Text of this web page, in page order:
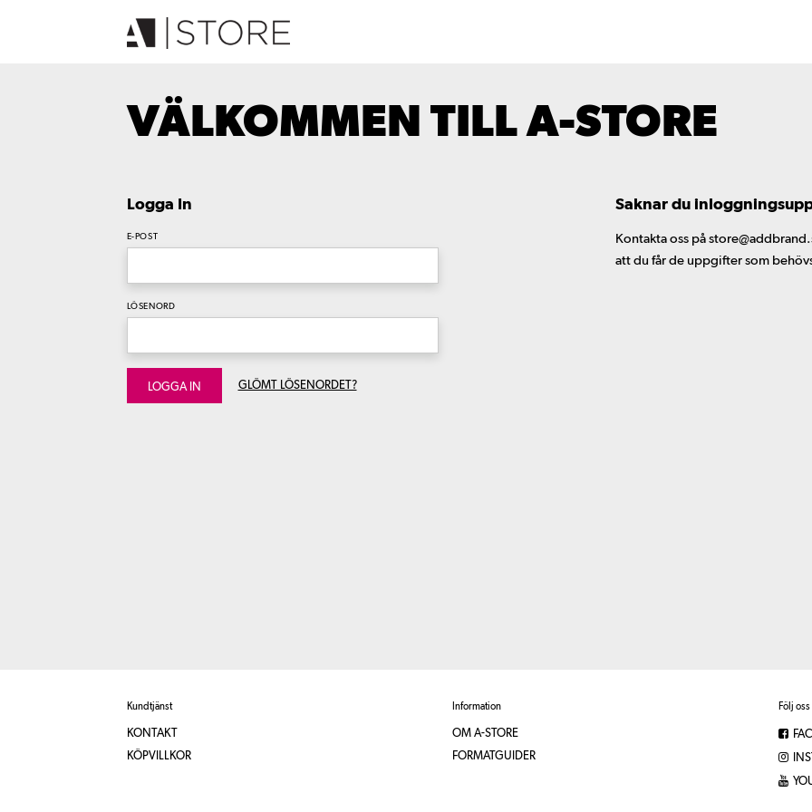
VÄLKOMMEN TILL A-STORE
Logga In
E-POST
LÖSENORD
LOGGA IN GLÖMT LÖSENORDET?
Saknar du
Kontakta oss på
att du får de uppgifter som
Kundtjänst
KONTAKT
KÖPVILLKOR
Information
OM A-STORE
FORMATGUIDER
Följ oss